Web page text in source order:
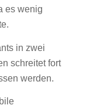
es wenig
in zwei
schreitet fort
werden.